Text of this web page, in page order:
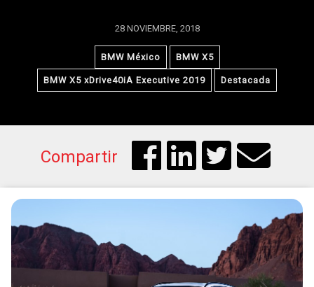
28 NOVIEMBRE, 2018
BMW México BMW X5
BMW X5 xDrive40iA Executive 2019 Destacada
Compartir